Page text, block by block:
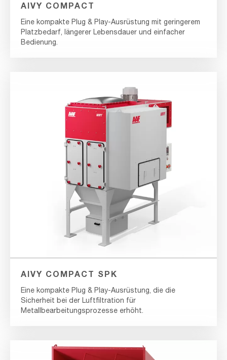
AIVY COMPACT
Eine kompakte Plug & Play-Ausrüstung mit geringerem
Platzbedarf, längerer Lebensdauer und einfacher
Bedienung.
AIVY COMPACT SPK
Eine kompakte Plug & Play-Ausrüstung, die die
Sicherheit bei der Luftfiltration für
Metallbearbeitungsprozesse erhöht.